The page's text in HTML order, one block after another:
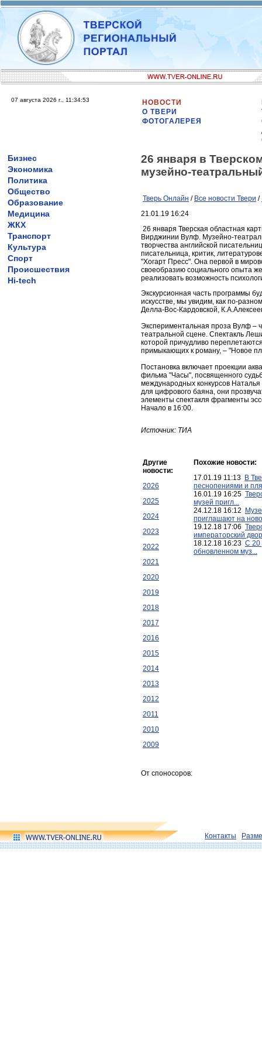
07 августа 2026 г., 11:34:53
НОВОСТИ
О ТВЕРИ
ФОТОГАЛЕРЕЯ
Бизнес
Экономика
Политика
Общество
Образование
Медицина
ЖКХ
Транспорт
Культура
Спорт
Происшествия
Hi-tech
26 января в
музейно-
Тверь Онлайн / Все новости Твери /
21.01.19 16:24
26 января Тверская областная
Вирджинии Вулф. Музейно-
творчества английской
писательница, критик,
"Хогарт Пресс". Она первой в
своеобразию социального опыта
реализовать возможность
Экскурсионная часть программы
искусстве, мы увидим, как по-
Делла-Вос-Кардовской,
Экспериментальная проза Вулф –
театральной сцене. Спектакль
которой причудливо
примыкающих к роману, – "Новое
Постановка включает проекции
фильма "Часы", посвященного
международных конкурсов
для цифрового баяна, они
элементы спектакля фрагменты
Начало в 16:00.
Источник: ТИА
Другие
новости:
2026
2025
2024
2023
2022
2021
2020
2019
2018
2017
2016
2015
2014
2013
2012
2011
2010
2009
Похожие новости:
17.01.19 11:13 В
песнопениями и
16.01.19 16:25
музей пригл...
24.12.18 16:12
приглашают на
19.12.18 17:06
императорский
18.12.18 16:23 С 20
обновленном муз...
От споносоров:
Контакты